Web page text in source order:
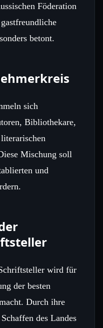
Föderation
betont.
sich
Bibliothekare,
Mischung soll
und
wird für
der besten
Durch ihre
des Landes